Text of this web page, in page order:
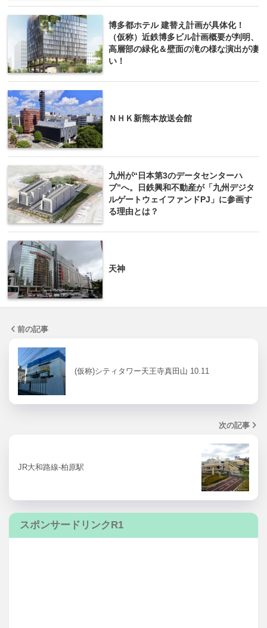
博多都ホテル 建替え計画が具体化！
（仮称）近鉄博多ビル計画概要が判明、
高層部の緑化＆壁面の滝の様な演出が凄
い！
ＮＨＫ新熊本放送会館
九州が“日本第3のデータセンターハ
ブ”へ。日鉄興和不動産が「九州デジタ
ルゲートウェイファンドPJ」に参画す
る理由とは？
天神
前の記事
(仮称)シティタワー天王寺真田山 10.11
次の記事
JR大和路線-柏原駅
スポンサードリンクR1